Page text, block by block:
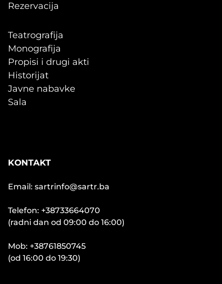
Rezervacija
Teatrografija
Monografija
Propisi i drugi akti
Historijat
Javne nabavke
Sala
KONTAKT
Email: sartrinfo@sartr.ba
Telefon: +38733664070
(radni dan od 09:00 do 16:00)
Mob: +38761850745
(od 16:00 do 19:30)